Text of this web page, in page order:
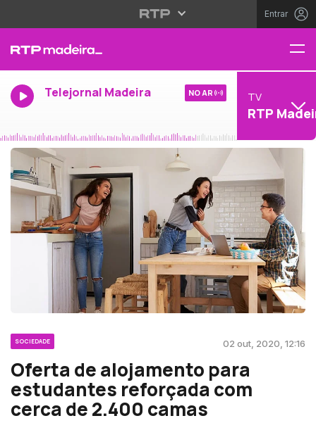
Entrar
Telejornal Madeira NO AR TV
RTP
SOCIEDADE 02 out, 2020, 12:16
Oferta de alojamento para
estudantes reforçada com
cerca de 2.400 camas